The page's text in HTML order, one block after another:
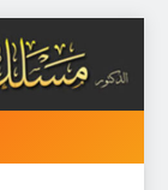
content